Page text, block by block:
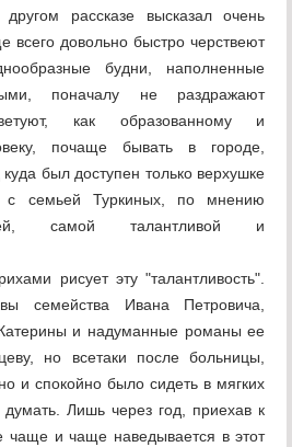
рассказе высказал очень
всего довольно быстро черствеют
будни, наполненные
поначалу не раздражают
как образованному и
почаще бывать в городе,
куда был доступен только верхушке
с семьей Туркиных, по мнению
самой талантливой и
рисует эту "талантливость".
семейства Ивана Петровича,
и надуманные романы ее
но всетаки после больницы,
и спокойно было сидеть в мягких
Лишь через год, приехав к
чаще и чаще наведывается в этот